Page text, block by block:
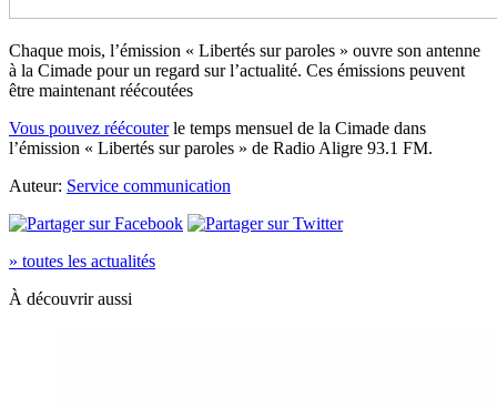
Chaque mois, l’émission « Libertés sur paroles » ouvre son antenne
à la Cimade pour un regard sur l’actualité. Ces émissions peuvent
être maintenant réécoutées
Vous pouvez réécouterle temps mensuel de la Cimade dans
l’émission « Libertés sur paroles » de Radio Aligre 93.1 FM.
Auteur: Service communication
» toutes les actualités
À découvrir aussi